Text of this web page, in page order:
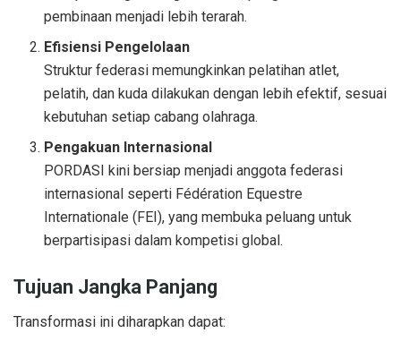
pembinaan menjadi lebih terarah.
Efisiensi Pengelolaan
Struktur federasi memungkinkan pelatihan atlet,
pelatih, dan kuda dilakukan dengan lebih efektif, sesuai
kebutuhan setiap cabang olahraga.
Pengakuan Internasional
PORDASI kini bersiap menjadi anggota federasi
internasional seperti Fédération Equestre
Internationale (FEI), yang membuka peluang untuk
berpartisipasi dalam kompetisi global.
Tujuan Jangka Panjang
Transformasi ini diharapkan dapat: